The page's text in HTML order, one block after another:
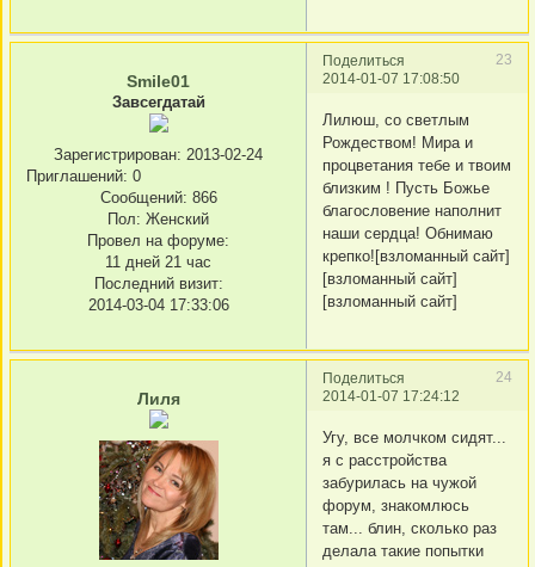
Поделиться
23
2014-01-07 17:08:50
Smile01
Завсегдатай
Зарегистрирован: 2013-02-24
Приглашений: 0
Сообщений: 866
Пол: Женский
Провел на форуме:
11 дней 21 час
Последний визит:
2014-03-04 17:33:06
Лилюш, со светлым
Рождеством! Мира и
процветания тебе и твоим
близким ! Пусть Божье
благословение наполнит
наши сердца! Обнимаю
крепко![взломанный сайт]
[взломанный сайт]
[взломанный сайт]
Поделиться
24
2014-01-07 17:24:12
Лиля
Угу, все молчком сидят...
я с расстройства
забурилась на чужой
форум, знакомлюсь
там... блин, сколько раз
делала такие попытки